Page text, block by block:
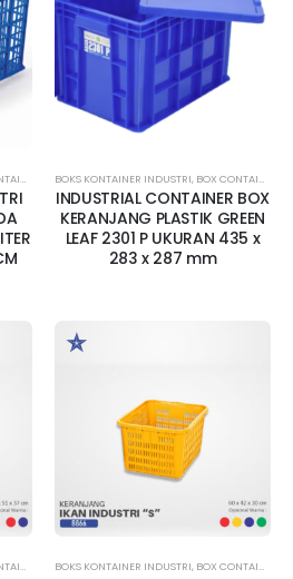
,BOX CONTAINER JUMBO,BOX CONTAINER
BOKS KONTAINER INDUSTRI, BOX CONTAINER RAPAT
INDUSTRIAL CONTAINER BOX
KERANJANG PLASTIK GREEN
LEAF 2301 P UKURAN 435 x
283 x 287 mm
,BOX CONTAINER LUBANG,BOX KONTAINER
BOKS KONTAINER INDUSTRI, BOX CONTAINER LUBANG